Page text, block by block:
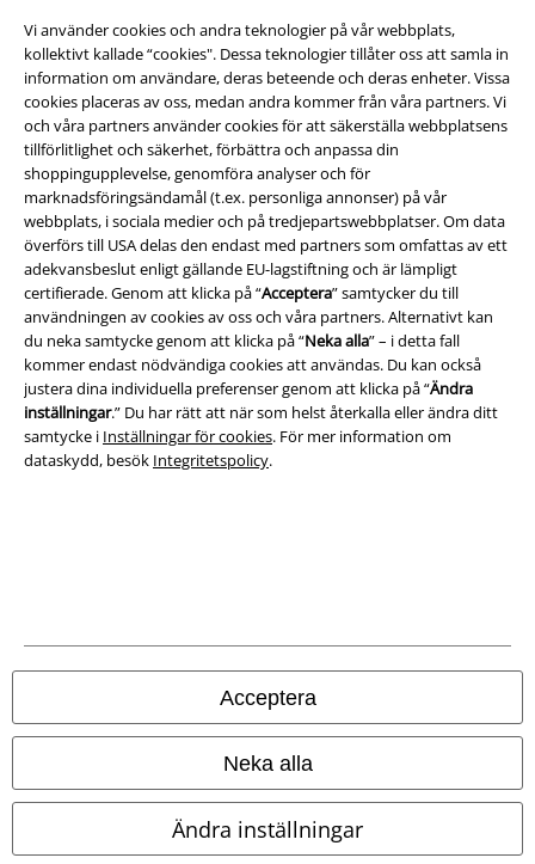
Vi använder cookies och andra teknologier på vår webbplats,
kollektivt kallade “cookies". Dessa teknologier tillåter oss att samla in
information om användare, deras beteende och deras enheter. Vissa
cookies placeras av oss, medan andra kommer från våra partners. Vi
och våra partners använder cookies för att säkerställa webbplatsens
tillförlitlighet och säkerhet, förbättra och anpassa din
shoppingupplevelse, genomföra analyser och för
marknadsföringsändamål (t.ex. personliga annonser) på vår
webbplats, i sociala medier och på tredjepartswebbplatser. Om data
överförs till USA delas den endast med partners som omfattas av ett
adekvansbeslut enligt gällande EU-lagstiftning och är lämpligt
certifierade. Genom att klicka på “Acceptera” samtycker du till
användningen av cookies av oss och våra partners. Alternativt kan
du neka samtycke genom att klicka på “Neka alla” – i detta fall
kommer endast nödvändiga cookies att användas. Du kan också
justera dina individuella preferenser genom att klicka på “Ändra
inställningar.” Du har rätt att när som helst återkalla eller ändra ditt
samtycke i Inställningar för cookies. För mer information om
dataskydd, besök Integritetspolicy.
Acceptera
Neka alla
Ändra inställningar
Juridisk information/Villkor
Villkor
Om oss
Ladda ner villkoren
Avfallshantering och miljöskydd
Försäkran om överensstämmelse
Alla priser inkl. moms.Fraktkostnad tillkommer.
© 1986-2026 E.M.P. Merchandising HGmbH
Våra onlinebutiker